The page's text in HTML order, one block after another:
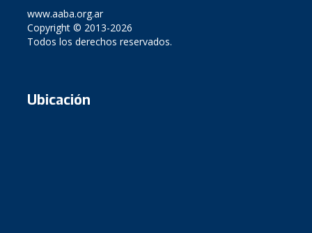
www.aaba.org.ar
Copyright © 2013-2026
Todos los derechos reservados.
Ubicación